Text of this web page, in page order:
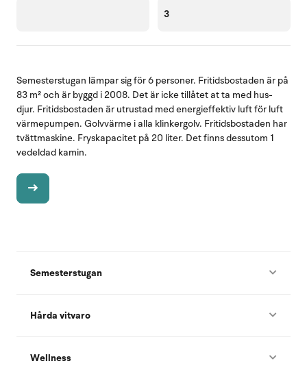
3
Semesterstugan lämpar sig för 6 personer. Fritidsbostaden är på
83 m² och är byggd i 2008. Det är icke tillåtet at ta med hus-
djur. Fritidsbostaden är utrustad med energieffektiv luft för luft
värmepumpen. Golvvärme i alla klinkergolv. Fritidsbostaden har
tvättmaskine. Fryskapacitet på 20 liter. Det finns dessutom 1
vedeldad kamin.
Semesterstugan
Hårda vitvaro
Wellness